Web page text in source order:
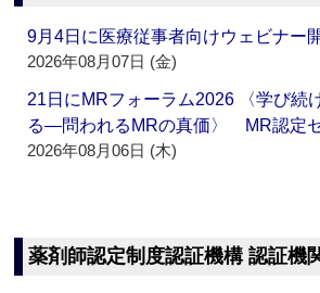
9月4日に医療従事者向けウェビナ
2026年08月07日 (金)
21日にMRフォーラム2026 〈学び続
る―問われるMRの真価〉 MR認定
2026年08月06日 (木)
薬剤師認定制度認証機構 認証機